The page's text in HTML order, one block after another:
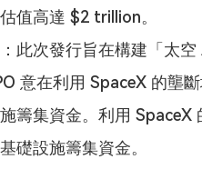
值高達 $2 trillion。
：此次發行旨在構建「太
意在利用 SpaceX 的壟
籌集資金。 利用 SpaceX
礎設施籌集資金。